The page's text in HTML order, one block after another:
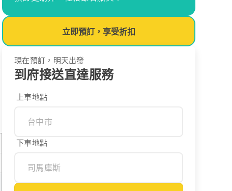
立即預訂，享受折扣
現在預訂，明天出發
到府接送直達服務
上車地點
下車地點